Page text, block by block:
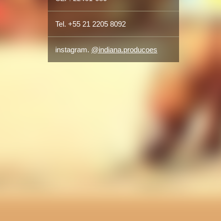
Tel. +55 21 2205 8092
instagram. @indiana.producoes